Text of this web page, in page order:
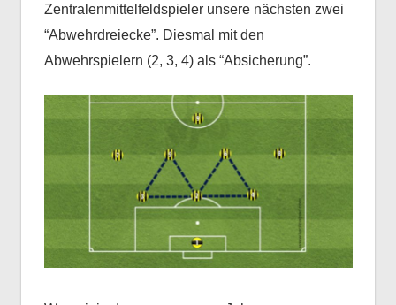
Zentralenmittelfeldspieler unsere nächsten zwei
“Abwehrdreiecke”. Diesmal mit den
Abwehrspielern (2, 3, 4) als “Absicherung”.